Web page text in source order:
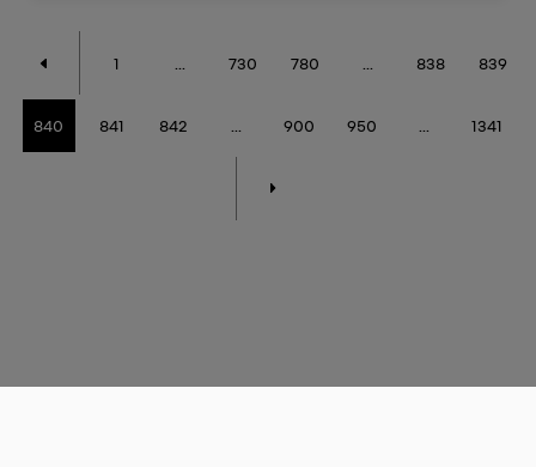
1 730 780 838 839
840 841 842 900 950 1341